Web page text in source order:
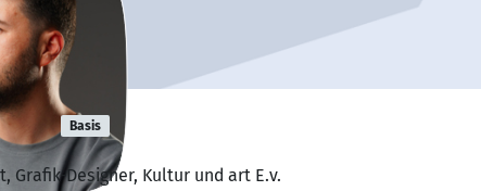
Basis
Grafik-Designer, Kultur und art E.v.